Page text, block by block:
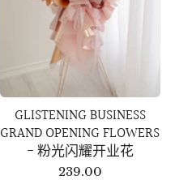
GLISTENING BUSINESS
GRAND OPENING FLOWERS
- 粉光闪耀开业花
239.00